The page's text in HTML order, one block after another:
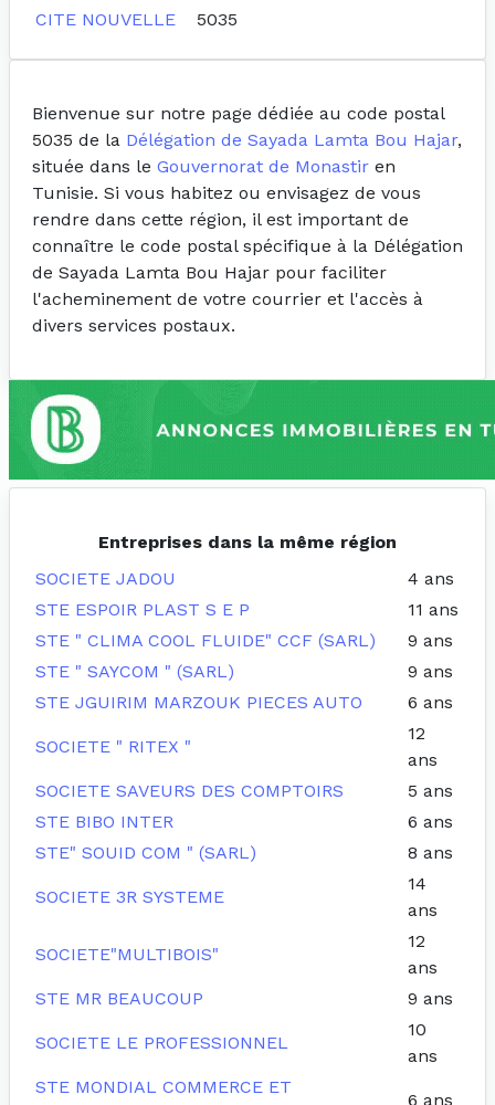
CITE NOUVELLE
5035
Bienvenue sur notre page dédiée au code postal
5035 de la Délégation de Sayada Lamta Bou Hajar,
située dans le Gouvernorat de Monastir en
Tunisie. Si vous habitez ou envisagez de vous
rendre dans cette région, il est important de
connaître le code postal spécifique à la Délégation
de Sayada Lamta Bou Hajar pour faciliter
l'acheminement de votre courrier et l'accès à
divers services postaux.
Entreprises dans la même région
SOCIETE JADOU
4 ans
STE ESPOIR PLAST S E P
11 ans
STE " CLIMA COOL FLUIDE" CCF (SARL)
9 ans
STE " SAYCOM " (SARL)
9 ans
STE JGUIRIM MARZOUK PIECES AUTO
6 ans
SOCIETE " RITEX "
12
ans
SOCIETE SAVEURS DES COMPTOIRS
5 ans
STE BIBO INTER
6 ans
STE" SOUID COM " (SARL)
8 ans
SOCIETE 3R SYSTEME
14
ans
SOCIETE"MULTIBOIS"
12
ans
STE MR BEAUCOUP
9 ans
SOCIETE LE PROFESSIONNEL
10
ans
STE MONDIAL COMMERCE ET
6 ans